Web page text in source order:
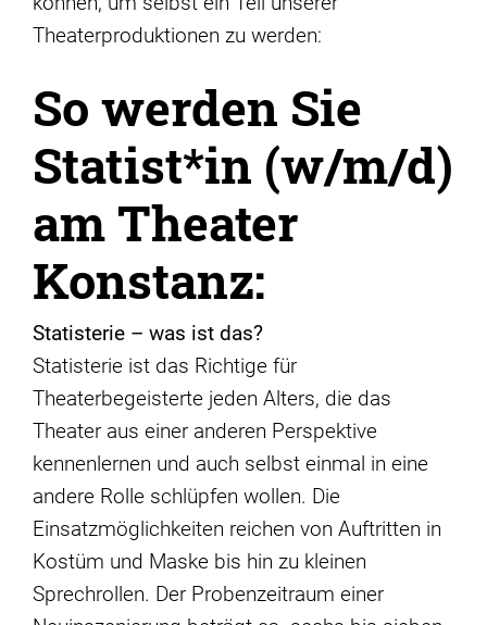
Theaterproduktionen zu werden:
So werden Sie
Statist*in (w/m/d)
am Theater
Konstanz:
Statisterie – was ist das?
Statisterie ist das Richtige für
Theaterbegeisterte jeden Alters, die das
Theater aus einer anderen Perspektive
kennenlernen und auch selbst einmal in eine
andere Rolle schlüpfen wollen. Die
Einsatzmöglichkeiten reichen von Auftritten in
Kostüm und Maske bis hin zu kleinen
Sprechrollen. Der Probenzeitraum einer